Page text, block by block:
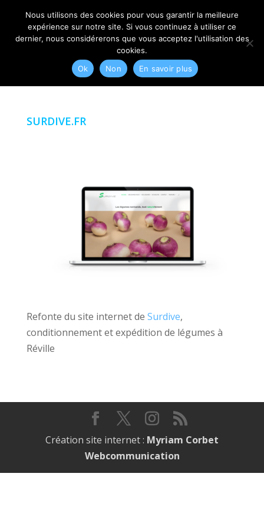
06 79 42 10 00 CONTACT@MYRIAM-CORBET.NET
SURDIVE.FR
Refonte du site internet de Surdive,
conditionnement et expédition de légumes à
Réville
Création site internet : Myriam Corbet
Webcommunication
Nous utilisons des cookies pour vous garantir la meilleure
expérience sur notre site. Si vous continuez à utiliser ce
dernier, nous considérerons que vous acceptez l'utilisation des
cookies.
Ok
Non En savoir plus